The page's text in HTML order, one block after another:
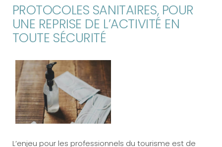
PROTOCOLES SANITAIRES, POUR
UNE REPRISE DE L’ACTIVITÉ EN
TOUTE SÉCURITÉ
L’enjeu pour les professionnels du tourisme est de